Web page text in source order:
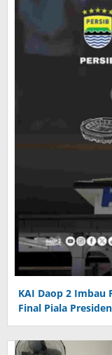
KAI Daop 2 Imbau
Final Piala